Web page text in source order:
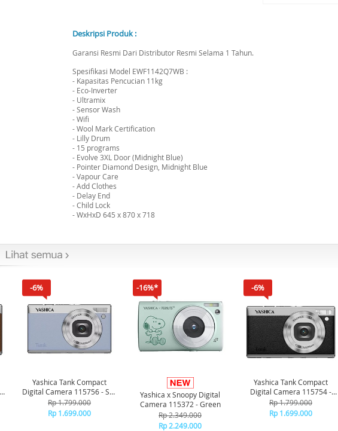
Deskripsi Produk :
Garansi Resmi Dari Distributor Resmi Selama 1 Tahun.
Spesifikasi Model EWF1142Q7WB :
- Kapasitas Pencucian 11kg
- Eco-Inverter
- Ultramix
- Sensor Wash
- Wifi
- Wool Mark Certification
- Lilly Drum
- 15 programs
- Evolve 3XL Door (Midnight Blue)
- Pointer Diamond Design, Midnight Blue
- Vapour Care
- Add Clothes
- Delay End
- Child Lock
- WxHxD 645 x 870 x 718
-6%
Yashica Tank Compact
Digital Camera 115756 - Sky
Blue
Rp 1.799.000
Rp 1.699.000
-16%*
Yashica x Snoopy Digital
Camera 115372 - Green
Rp 2.349.000
Rp 2.249.000
-6%
Yashica Tank Compact
Digital Camera 115754 -
Black
Rp 1.799.000
Rp 1.699.000